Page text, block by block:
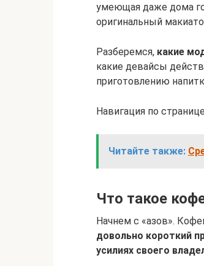
умеющая даже дома
оригинальный
Разберемся, какие
какие девайсы
приготовлению
Навигация по
Читайте также:
Что такое
Начнем с «азов».
довольно короткий
усилиях своего